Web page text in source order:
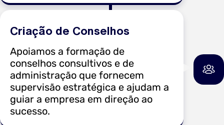
Criação de Conselhos
Apoiamos a formação de
conselhos consultivos e de
administração que fornecem
supervisão estratégica e ajudam a
guiar a empresa em direção ao
sucesso.